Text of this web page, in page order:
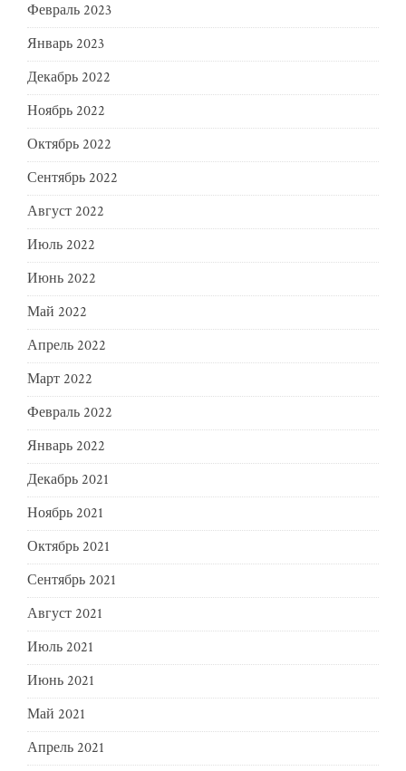
Февраль 2023
Январь 2023
Декабрь 2022
Ноябрь 2022
Октябрь 2022
Сентябрь 2022
Август 2022
Июль 2022
Июнь 2022
Май 2022
Апрель 2022
Март 2022
Февраль 2022
Январь 2022
Декабрь 2021
Ноябрь 2021
Октябрь 2021
Сентябрь 2021
Август 2021
Июль 2021
Июнь 2021
Май 2021
Апрель 2021